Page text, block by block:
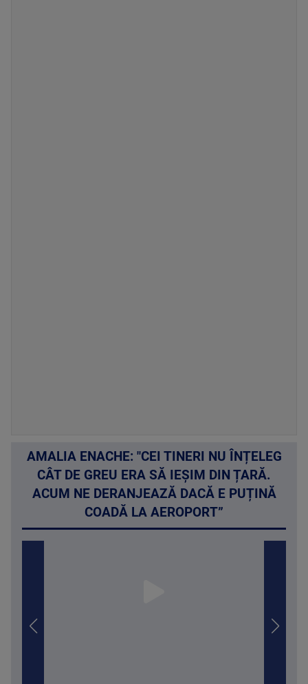
AMALIA ENACHE: "CEI TINERI NU ÎNȚELEG
CÂT DE GREU ERA SĂ IEȘIM DIN ȚARĂ.
ACUM NE DERANJEAZĂ DACĂ E PUȚINĂ
COADĂ LA AEROPORT”